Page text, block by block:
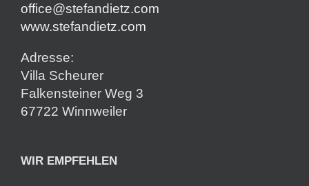
office@stefandietz.com
www.stefandietz.com
Adresse:
Villa Scheurer
Falkensteiner Weg 3
67722 Winnweiler
WIR EMPFEHLEN